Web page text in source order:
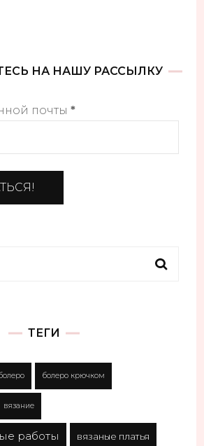
НА НАШУ РАССЫЛКУ
почты*
ТЕГИ
болеро крючком
вязание
работы вязаные платья